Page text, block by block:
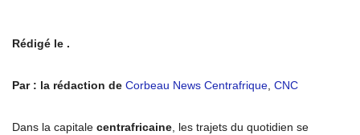
Rédigé le .
Par : la rédaction de Corbeau News Centrafrique, CNC
Dans la capitale centrafricaine, les trajets du quotidien se